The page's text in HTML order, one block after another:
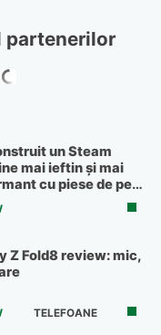
partenerilor
un Steam
mai ieftin și mai
cu piese de pe
Z Fold8 review: mic,
TELEFOANE